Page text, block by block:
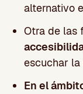
alternativo
Otra de las
escuchar la
En el